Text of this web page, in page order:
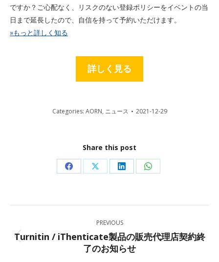
ですか？ご心配なく、リスクのない登録ポリシーをイベントの当
日まで延長したので、自信を持って予約いただけます。
»もっと詳しく知る
詳しく見る
Categories: AORN, ニュース 2021-12-29
Share this post
Share
Facebook
Share
X
Share
LinkedIn
Share
WhatsApp
navigation
PREVIOUS
Previous
post:
Turnitin / iThenticate製品の販売代理店契約終
了のお知らせ